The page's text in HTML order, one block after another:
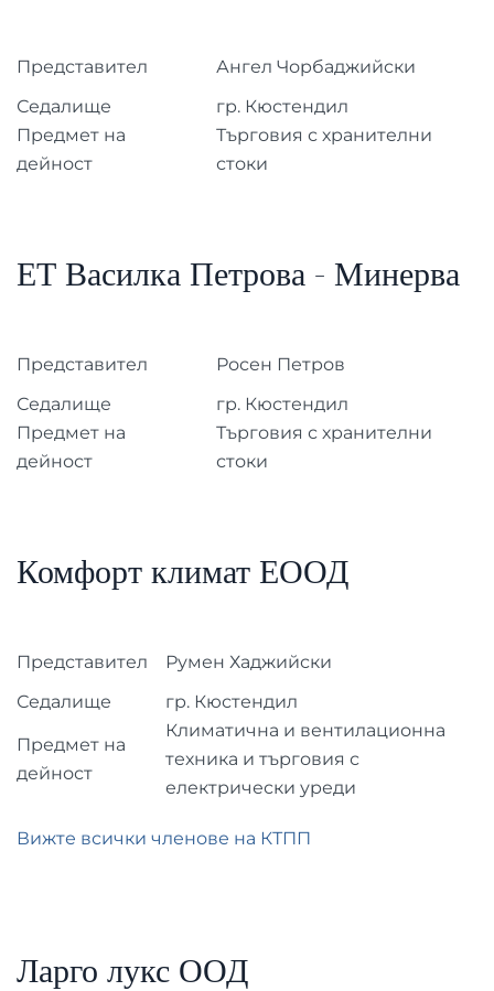
Представител
Ангел Чорбаджийски
Седалище
гр. Кюстендил
Предмет на
дейност
Търговия с хранителни
стоки
ЕТ Василка Петрова - Минерва
Представител
Росен Петров
Седалище
гр. Кюстендил
Предмет на
дейност
Търговия с хранителни
стоки
Комфорт климат ЕООД
Представител
Румен Хаджийски
Седалище
гр. Кюстендил
Предмет на
дейност
Климатична и вентилационна
техника и търговия с
електрически уреди
Вижте всички членове на КТПП
Ларго лукс ООД